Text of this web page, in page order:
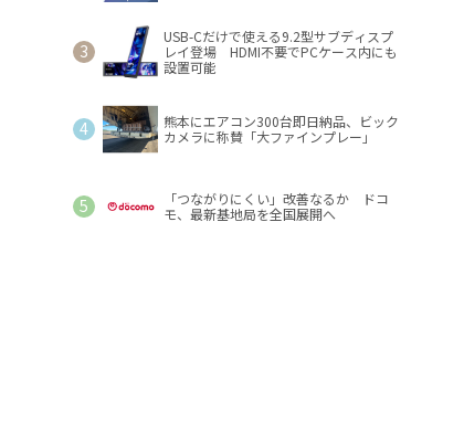
USB-Cだけで使える9.2型サブディスプ
レイ登場 HDMI不要でPCケース内にも
設置可能
熊本にエアコン300台即日納品、ビック
カメラに称賛「大ファインプレー」
「つながりにくい」改善なるか ドコ
モ、最新基地局を全国展開へ